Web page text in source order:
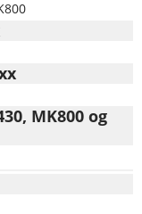
MK800 og